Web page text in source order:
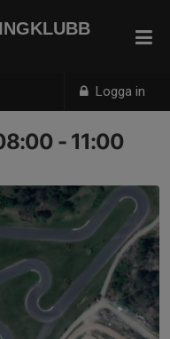
Logga in
- 11:00